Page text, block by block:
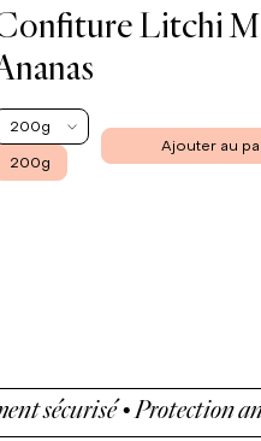
Litchi
200g
200g
Ajouter au
• Protection anti-